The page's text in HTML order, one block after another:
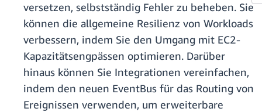
versetzen, selbstständig Fehler zu beheben. Sie
können die allgemeine Resilienz von Workloads
verbessern, indem Sie den Umgang mit EC2-
Kapazitätsengpässen optimieren. Darüber
hinaus können Sie Integrationen vereinfachen,
indem den neuen EventBus für das Routing von
Ereignissen verwenden, um erweiterbare